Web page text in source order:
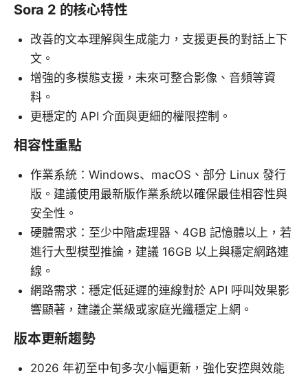
Sora 2 的核心特性
改善的文本理解與生成能力，支援更長的對話上下
文。
增強的多模態支援，未來可整合影像、音頻等資
料。
更穩定的 API 介面與更細的權限控制。
相容性重點
作業系統：Windows、macOS、部分 Linux 發行
版。建議使用最新版作業系統以確保最佳相容性與
安全性。
硬體需求：至少中階處理器、4GB 記憶體以上，若
進行大型模型推論，建議 16GB 以上與穩定網路連
線。
網路需求：穩定低延遲的連線對於 API 呼叫效果影
響顯著，建議企業級或家庭光纖穩定上網。
版本更新趨勢
2026 年初至中旬多次小幅更新，強化安控與效能